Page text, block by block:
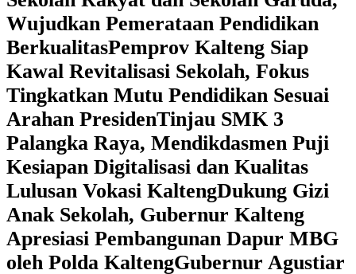
Wujudkan Pemerataan Pendidikan
Berkualitas‎Pemprov Kalteng Siap
Kawal Revitalisasi Sekolah, Fokus
Tingkatkan Mutu Pendidikan Sesuai
Arahan Presiden‎Tinjau SMK 3
Palangka Raya, Mendikdasmen Puji
Kesiapan Digitalisasi dan Kualitas
Lulusan Vokasi Kalteng‎Dukung Gizi
Anak Sekolah, Gubernur Kalteng
Apresiasi Pembangunan Dapur MBG
oleh Polda Kalteng‎Gubernur Agustiar